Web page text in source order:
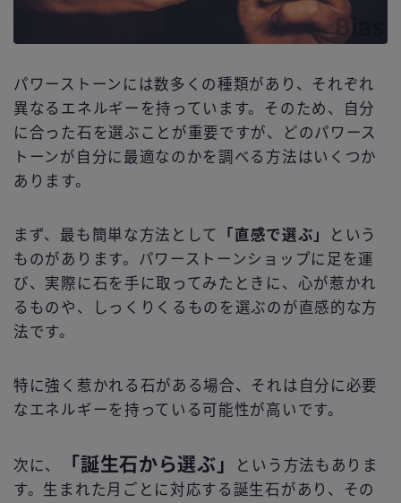
パワーストーンには数多くの種類があり、それぞれ
異なるエネルギーを持っています。そのため、自分
に合った石を選ぶことが重要ですが、どのパワース
トーンが自分に最適なのかを調べる方法はいくつか
あります。
まず、最も簡単な方法として 「直感で選ぶ」
という
ものがあります。パワーストーンショップに足を運
び、実際に石を手に取ってみたときに、心が惹かれ
るものや、しっくりくるものを選ぶのが直感的な方
法です。
特に強く惹かれる石がある場合、それは自分に必要
なエネルギーを持っている可能性が高いです。
次に、 「誕生石から選ぶ」
という方法もありま
す。生まれた月ごとに対応する誕生石があり、その